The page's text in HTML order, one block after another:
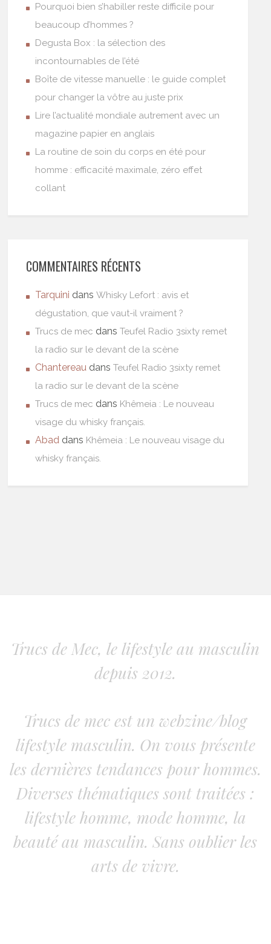
Pourquoi bien s’habiller reste difficile pour
beaucoup d’hommes ?
Degusta Box : la sélection des
incontournables de l’été
Boîte de vitesse manuelle : le guide complet
pour changer la vôtre au juste prix
Lire l’actualité mondiale autrement avec un
magazine papier en anglais
La routine de soin du corps en été pour
homme : efficacité maximale, zéro effet
collant
COMMENTAIRES RÉCENTS
Tarquini dansWhisky Lefort : avis et
dégustation, que vaut-il vraiment ?
Trucs de mec dansTeufel Radio 3sixty remet
la radio sur le devant de la scène
Chantereau dansTeufel Radio 3sixty remet
la radio sur le devant de la scène
Trucs de mec dans Khêmeia : Le nouveau
visage du whisky français.
Abad dans Khêmeia : Le nouveau visage du
whisky français.
Trucs de Mec, le lifestyle au masculin
depuis 2012.
Trucs de mec est un webzine/blog
lifestyle masculin. On vous présente
les dernières tendances pour hommes.
Diverses thématiques sont traitées :
lifestyle homme, mode homme, la
beauté au masculin. Sans oublier les
arts de vivre.